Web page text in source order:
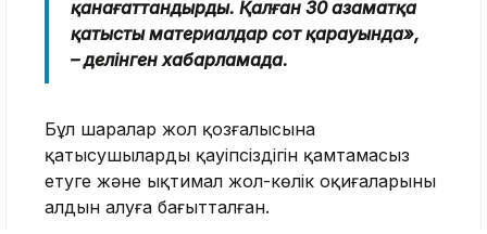
қанағаттандырды. Қалған 30 азаматқа
қатысты материалдар сот қарауында»,
– делінген хабарламада.
Бұл шаралар жол қозғалысына
қатысушылардың қауіпсіздігін қамтамасыз
етуге және ықтимал жол-көлік оқиғаларының
алдын алуға бағытталған.